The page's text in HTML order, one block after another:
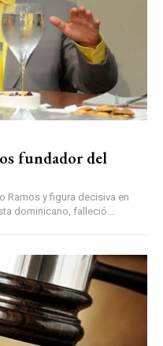
fundador del
Ramos y figura decisiva en
dominicano, falleció...